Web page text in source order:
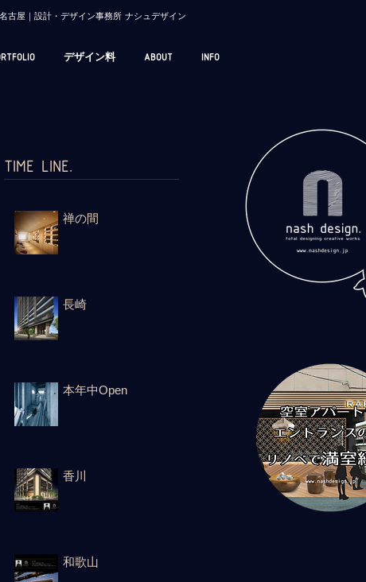
屋｜設計・デザイン事務所 ナシュデザイン
デザイン料 ABOUT INFO
TIME LINE.
禅の間
長崎
本年中Open
香川
和歌山